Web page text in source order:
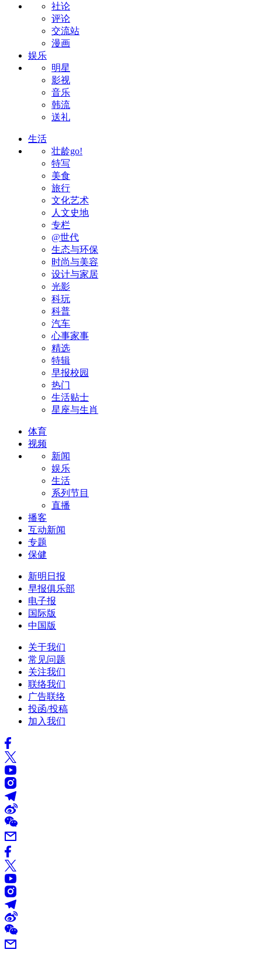
社论
评论
交流站
漫画
娱乐
明星
影视
音乐
韩流
送礼
生活
壮龄go!
特写
美食
旅行
文化艺术
人文史地
专栏
@世代
生态与环保
时尚与美容
设计与家居
光影
科玩
科普
汽车
心事家事
精选
特辑
早报校园
热门
生活贴士
星座与生肖
体育
视频
新闻
娱乐
生活
系列节目
直播
播客
互动新闻
专题
保健
新明日报
早报俱乐部
电子报
国际版
中国版
关于我们
常见问题
关注我们
联络我们
广告联络
投函/投稿
加入我们